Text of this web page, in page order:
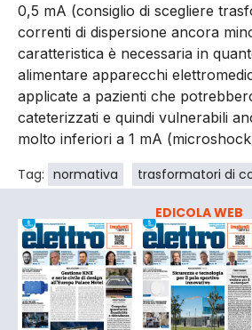
0,5 mA (consiglio di scegliere
correnti di dispersione ancora
caratteristica è necessaria in
alimentare apparecchi
applicate a pazienti che
cateterizzati e quindi vulnerabili
molto inferiori a 1 mA
Tag: normativa trasformatori di
EDICOLA WEB